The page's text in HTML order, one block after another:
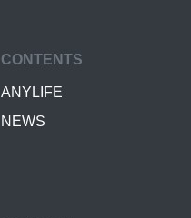
CONTENTS
ANYLIFE
NEWS